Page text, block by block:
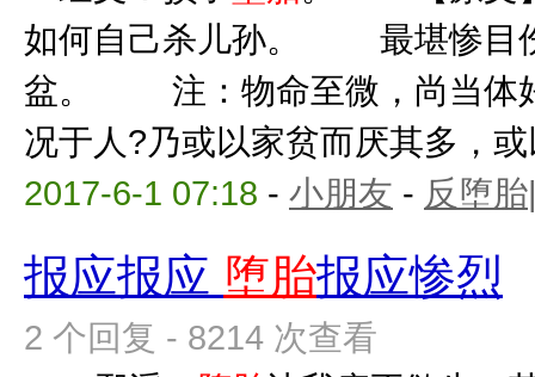
如何自己杀儿孙。 最堪惨目
盆。 注：物命至微，尚当体
况于人?乃或以家贫而厌其多，
2017-6-1 07:18 - 小朋友 - 反堕
报应报应 堕胎报应惨烈
2 个回复 - 8214 次查看